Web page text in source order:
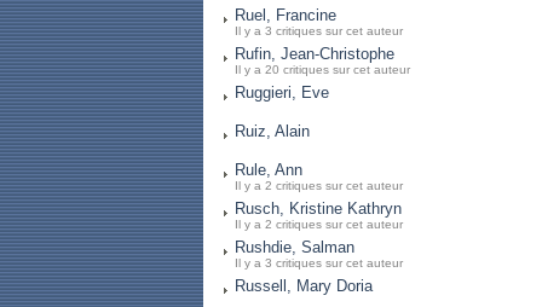
Ruel, Francine
Il y a 3 critiques sur cet auteur
Rufin, Jean-Christophe
Il y a 20 critiques sur cet auteur
Ruggieri, Eve
Ruiz, Alain
Rule, Ann
Il y a 2 critiques sur cet auteur
Rusch, Kristine Kathryn
Il y a 2 critiques sur cet auteur
Rushdie, Salman
Il y a 3 critiques sur cet auteur
Russell, Mary Doria